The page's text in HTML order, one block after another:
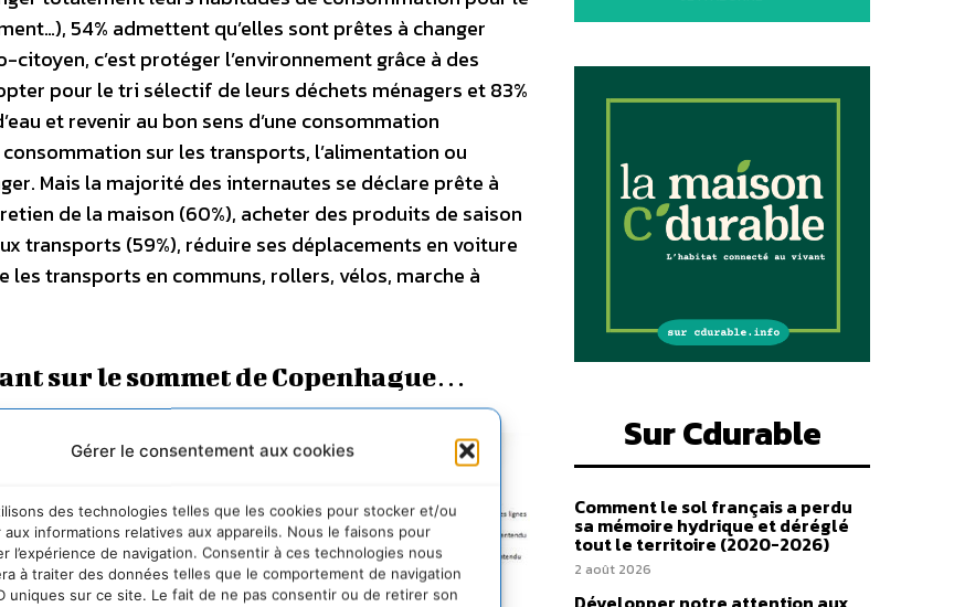
Gérer le consentement aux cookies
des technologies telles que les cookies pour stocker et/ou
aux informations relatives aux appareils. Nous le faisons pour
l’expérience de navigation. Consentir à ces technologies nous
à traiter des données telles que le comportement de navigation
uniques sur ce site. Le fait de ne pas consentir ou de retirer son
54% admettent qu’elles sont prêtes à changer
c’est protéger l’environnement grâce à des
pour le tri sélectif de leurs déchets ménagers et 83%
et revenir au bon sens d’une consommation
sur les transports, l’alimentation ou
Mais la majorité des internautes se déclare prête à
de la maison (60%), acheter des produits de saison
transports (59%), réduire ses déplacements en voiture
transports en communs, rollers, vélos, marche à
sur le sommet de Copenhague…
ne pourra être
consommation.Dès
sachent
? L’étude
dévoile que 27%
du sommet de
Sur Cdurable
Comment le sol français a perdu
sa mémoire hydrique et déréglé
tout le territoire (2020-2026)
2 août 2026